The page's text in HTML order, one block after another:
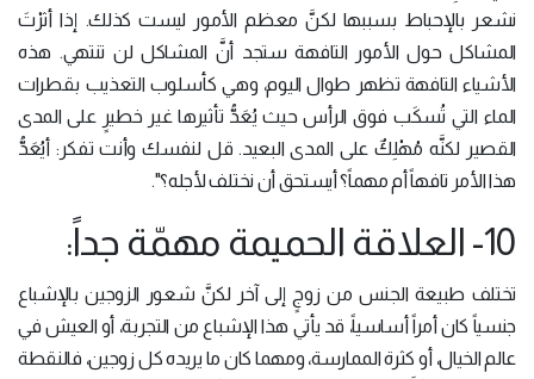
نشعر بالإحباط بسببها لكنَّ معظم الأمور ليست كذلك. إذا أثرْتَ
المشاكل حول الأمور التافهة ستجد أنَّ المشاكل لن تنتهي. هذه
الأشياء التافهة تظهر طوال اليوم، وهي كأسلوب التعذيب بقطرات
الماء التي تُسكَب فوق الرأس حيث يُعَدُّ تأثيرها غير خطيرٍ على المدى
القصير لكنَّه مُهْلِكٌ على المدى البعيد. قل لنفسك وأنت تفكر: أيُعَدُّ
هذا الأمر تافهاً أم مهماً؟ أيستحق أن نختلف لأجله؟".
10- العلاقة الحميمة مهمّة جداً:
تختلف طبيعة الجنس من زوجٍ إلى آخر لكنَّ شعور الزوجين بالإشباع
جنسياً كان أمراً أساسياً، قد يأتي هذا الإشباع من التجربة، أو العيش في
عالم الخيال، أو كثرة الممارسة، ومهما كان ما يريده كل زوجين، فالنقطة